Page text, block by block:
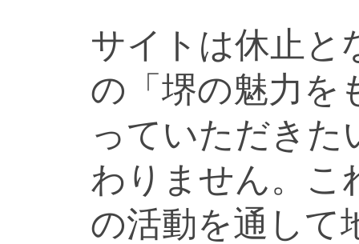
サイトは休止と
の「堺の魅力を
っていただきた
わりません。こ
の活動を通して